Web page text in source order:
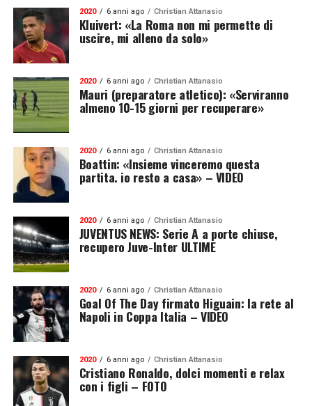
2020 6 anni ago Christian Attanasio
Kluivert: «La Roma non mi permette di
uscire, mi alleno da solo»
2020 6 anni ago Christian Attanasio
Mauri (preparatore atletico): «Serviranno
almeno 10-15 giorni per recuperare»
2020 6 anni ago Christian Attanasio
Boattin: «Insieme vinceremo questa
partita. io resto a casa» – VIDEO
2020 6 anni ago Christian Attanasio
JUVENTUS NEWS: Serie A a porte chiuse,
recupero Juve-Inter ULTIME
2020 6 anni ago Christian Attanasio
Goal Of The Day firmato Higuain: la rete al
Napoli in Coppa Italia – VIDEO
2020 6 anni ago Christian Attanasio
Cristiano Ronaldo, dolci momenti e relax
con i figli – FOTO